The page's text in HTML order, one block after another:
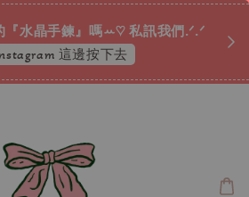
『水晶手鍊』嗎ꕀ♡ 私訊我們.ᐟ.ᐟ
這邊按下去